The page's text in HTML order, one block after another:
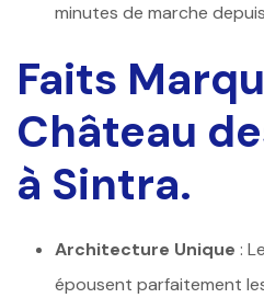
minutes de marche
Faits
Château
à Sintra.
Architecture Unique :
épousent parfaitement